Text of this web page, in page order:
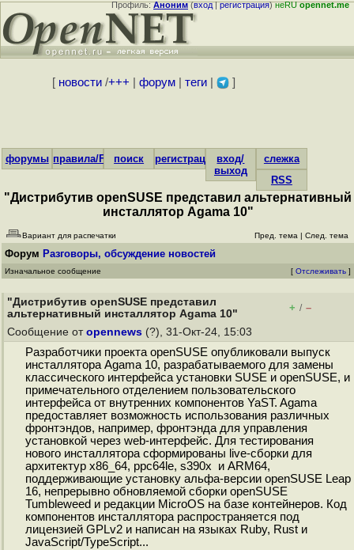
Профиль:Аноним(вход|регистрация)неRUopennet.me
[ новости/+++ форум| теги| ]
форумы правила/FAQпоиск регистрациявход/
выход
слежка
RSS
"Дистрибутив openSUSE представил альтернативный
инсталлятор Agama 10"
Вариант для распечатки Пред. тема | След. тема
Форум Разговоры, обсуждение новостей
Изначальное сообщение [ Отслеживать ]
"Дистрибутив openSUSE представил
альтернативный инсталлятор Agama 10"
+ / –
Сообщение от opennews (?), 31-Окт-24, 15:03
Разработчики проекта openSUSE опубликовали выпуск
инсталлятора Agama 10, разрабатываемого для замены
классического интерфейса установки SUSE и openSUSE, и
примечательного отделением пользовательского
интерфейса от внутренних компонентов YaST. Agama
предоставляет возможность использования различных
фронтэндов, например, фронтэнда для управления
установкой через web-интерфейс. Для тестирования
нового инсталлятора сформированы live-сборки для
архитектур x86_64, ppc64le, s390x и ARM64,
поддерживающие установку альфа-версии openSUSE Leap
16, непрерывно обновляемой сборки openSUSE
Tumbleweed и редакции MicroOS на базе контейнеров. Код
компонентов инсталлятора распространяется под
лицензией GPLv2 и написан на языках Ruby, Rust и
JavaScript/TypeScript...